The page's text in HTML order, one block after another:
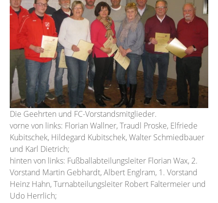
Die Geehrten und FC-Vorstandsmitglieder.
vorne von links: Florian Wallner, Traudl Proske, Elfriede
Kubitschek, Hildegard Kubitschek, Walter Schmiedbauer
und Karl Dietrich;
hinten von links: Fußballabteilungsleiter Florian Wax, 2.
Vorstand Martin Gebhardt, Albert Englram, 1. Vorstand
Heinz Hahn, Turnabteilungsleiter Robert Faltermeier und
Udo Herrlich;